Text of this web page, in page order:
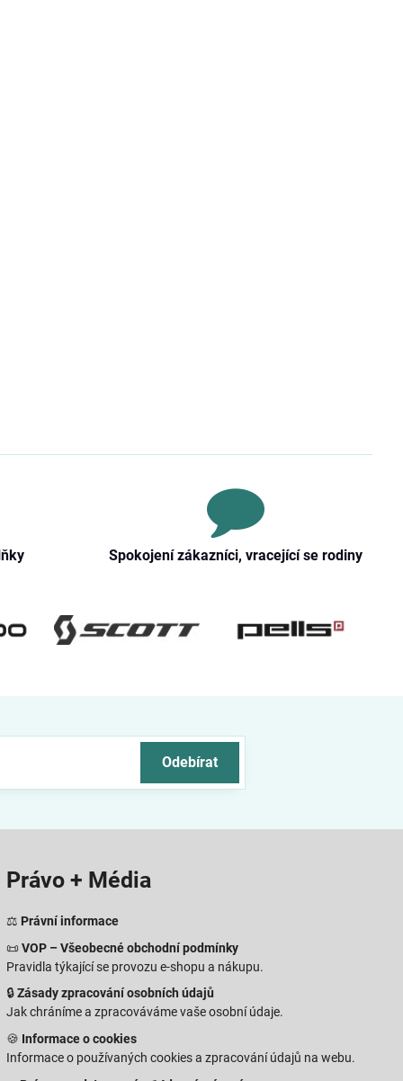
Spokojení zákazníci, vracející se rodiny
Odebírat
Právo + Média
⚖️ Právní informace
📜VOP – Všeobecné obchodní podmínky
Pravidla týkající se provozu e-shopu a nákupu.
🔒Zásady zpracování osobních údajů
Jak chráníme a zpracováváme vaše osobní údaje.
🍪 Informace o cookies
Informace o používaných cookies a zpracování údajů na webu.